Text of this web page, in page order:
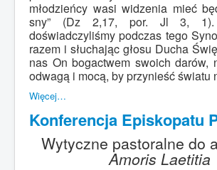
młodzieńcy wasi widzenia mieć
sny” (Dz 2,17, por. Jl 3, 1).
doświadczyliśmy podczas tego
razem i słuchając głosu Ducha
nas On bogactwem swoich darów,
odwagą i mocą, by przynieść światu
Więcej…
Konferencja Episkopatu
Wytyczne pastoralne do
Amoris Laetitia